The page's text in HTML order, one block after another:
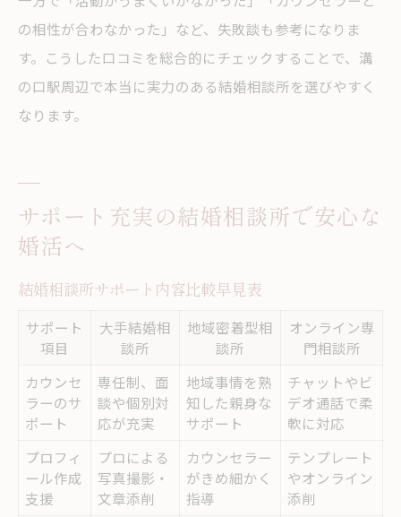
の相性が合わなかった」など、失敗談も参考になりま
す。こうした口コミを総合的にチェックすることで、溝
の口駅周辺で本当に実力のある結婚相談所を選びやすく
なります。
サポート充実の結婚相談所で安心な
婚活へ
結婚相談所サポート内容比較早見表
サポート
項目
大手結婚相
談所
地域密着型相
談所
オンライン専
門相談所
カウンセ
ラーのサ
ポート
専任制、面
談や個別対
応が充実
地域事情を熟
知した親身な
サポート
チャットやビ
デオ通話で柔
軟に対応
プロフィ
ール作成
支援
プロによる
写真撮影・
文章添削
カウンセラー
がきめ細かく
指導
テンプレート
やオンライン
添削